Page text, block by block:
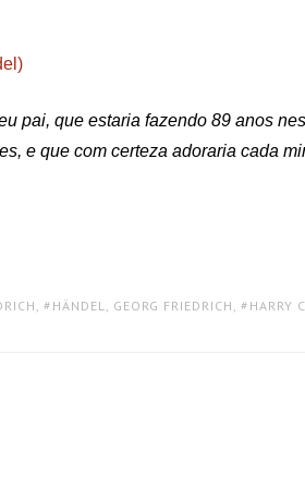
pai, que estaria fazendo 89 anos
e que com certeza adoraria cada
, HÄNDEL, GEORG FRIEDRICH , HARRY